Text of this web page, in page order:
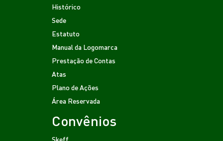
Histórico
Sede
Estatuto
Manual da Logomarca
Prestação de Contas
Atas
Plano de Ações
Área Reservada
Convênios
Skeff